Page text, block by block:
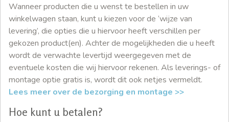
Wanneer producten die u wenst te bestellen in uw
winkelwagen staan, kunt u kiezen voor de ‘wijze van
levering’, die opties die u hiervoor heeft verschillen per
gekozen product(en). Achter de mogelijkheden die u heeft
wordt de verwachte levertijd weergegeven met de
eventuele kosten die wij hiervoor rekenen. Als leverings- of
montage optie gratis is, wordt dit ook netjes vermeldt.
Lees meer over de bezorging en montage >>
Hoe kunt u betalen?